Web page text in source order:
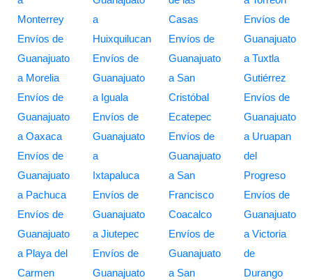
Monterrey
Envíos de
Guanajuato
a Morelia
Envíos de
Guanajuato
a Oaxaca
Envíos de
Guanajuato
a Pachuca
Envíos de
Guanajuato
a Playa del
Carmen
a
Huixquilucan
Envíos de
Guanajuato
a Iguala
Envíos de
Guanajuato
a
Ixtapaluca
Envíos de
Guanajuato
a Jiutepec
Envíos de
Guanajuato
Casas
Envíos de
Guanajuato
a San
Cristóbal
Ecatepec
Envíos de
Guanajuato
a San
Francisco
Coacalco
Envíos de
Guanajuato
a San
Envíos de
Guanajuato
a Tuxtla
Gutiérrez
Envíos de
Guanajuato
a Uruapan
del
Progreso
Envíos de
Guanajuato
a Victoria
de
Durango